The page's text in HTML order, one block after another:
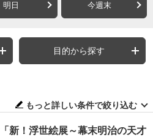
明日 今週末
目的から探す
もっと詳しい条件で絞り込む
新！浮世絵展～幕末明治の天才